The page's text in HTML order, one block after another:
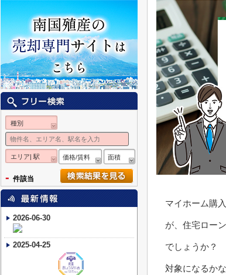
マイホーム購
が、住宅ロー
でしょうか？
対象になるか
種別
エリア| 駅 価格/賃料 面積
- 件該当
2026-06-30
2025-04-25